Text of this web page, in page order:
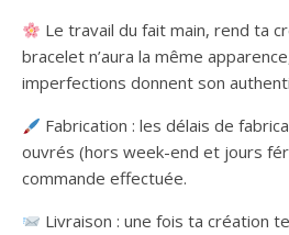
Le travail du fait main, rend ta
bracelet n’aura la même
imperfections donnent son
Fabrication : les délais de
ouvrés (hors week-end et jours
commande effectuée.
Livraison : une fois ta création